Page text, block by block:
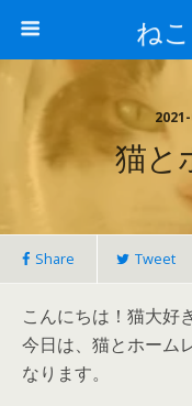
ね
猫と
Share Tweet
こんにちは！猫大好
今日は、猫とホーム
なります。